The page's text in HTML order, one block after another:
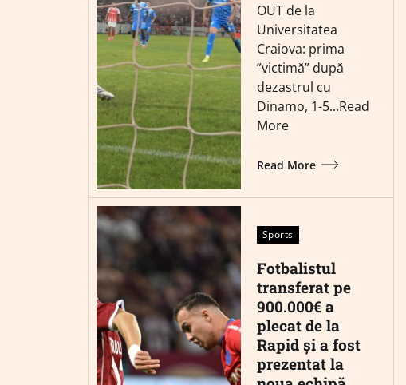
OUT de la
Universitatea
Craiova: prima
”victimă” după
dezastrul cu
Dinamo, 1-5...Read
More
Read More
Sports
Fotbalistul
transferat pe
900.000€ a
plecat de la
Rapid și a fost
prezentat la